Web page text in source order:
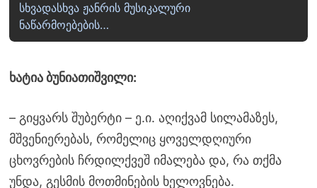
სხვადასხვა ჟანრის მუსიკალური
ნაწარმოებების…
ხატია ბუნიათიშვილი:
– გიყვარს შუბერტი – ე.ი. აღიქვამ სილამაზეს,
მშვენიერებას, რომელიც ყოველდღიური
ცხოვრების ჩრდილქვეშ იმალება და, რა თქმა
უნდა, გესმის მოთმინების ხელოვნება.